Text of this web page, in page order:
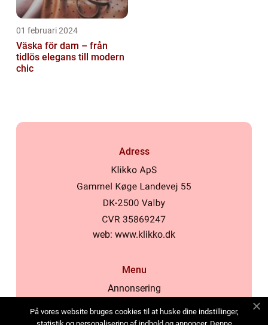
01 februari 2024
Väska för dam – från
tidlös elegans till modern
chic
Adress
web: www.klikko.dk
Menu
Annonsering
Cookies
På vores website bruges cookies til at huske dine indstillinger,